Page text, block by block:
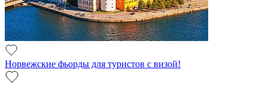
Норвежские фьорды для туристов с визой!